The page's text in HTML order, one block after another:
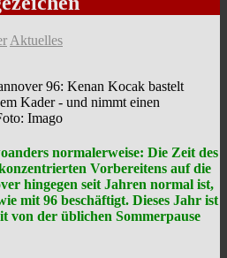
Aktuelles
96: Kenan Kocak bastelt
Kader - und nimmt einen
Imago
normalerweise: Die Zeit des
Vorbereitens auf die
hingegen seit Jahren normal ist,
mit 96 beschäftigt. Dieses Jahr ist
von der üblichen Sommerpause